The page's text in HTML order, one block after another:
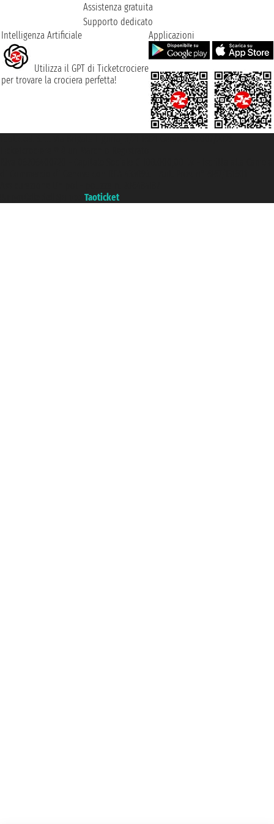
Assistenza gratuita
Supporto dedicato
Intelligenza Artificiale
Utilizza il GPT di Ticketcrociere
per trovare la crociera perfetta!
Applicazioni
Taoticket